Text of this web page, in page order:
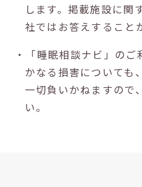
します。掲載施設に関
社ではお答えすること
・「睡眠相談ナビ」の
かなる損害についても
一切負いかねますので
い。